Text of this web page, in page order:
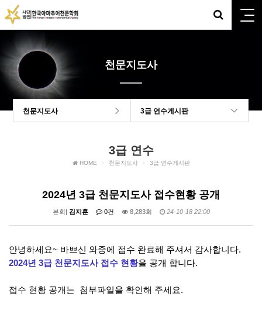
천문지도사
천문지도사 3급 연수게시판
3급 연수
HOME 천문지도사 3급 연수게시판
2024년 3급 천문지도사 접수현황 공개
본회| 김지훈 0건 8,283회 24-10-18 22:00
안녕하세요~ 바쁘신 와중에 접수 완료해 주셔서 감사합니다.
2024년 3급 천문지도사 접수 현황을 공개 합니다.
접수 현황 공개는 첨부파일을 확인해 주세요.